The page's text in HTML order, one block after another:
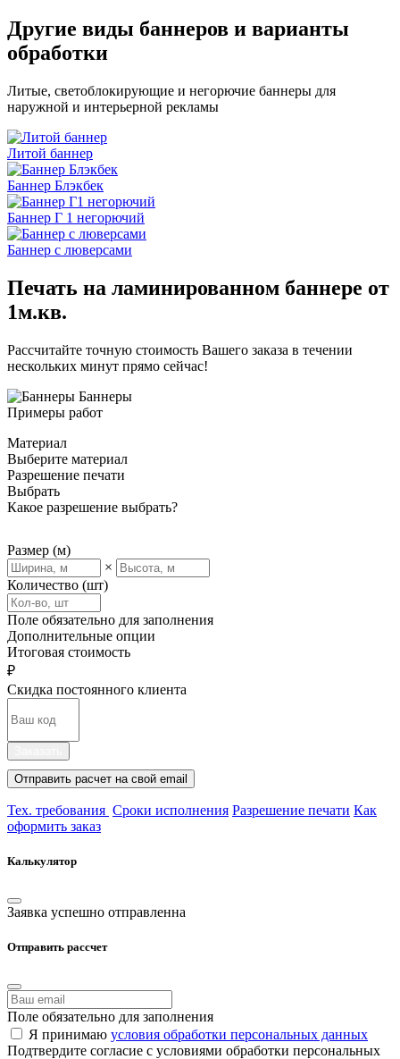
Другие виды баннеров и варианты
обработки
Литые, светоблокирующие и негорючие баннеры для
наружной и интерьерной рекламы
Литой баннер
Баннер Блэкбек
Баннер Г 1 негорючий
Баннер с люверсами
Печать на ламинированном баннере от
1м.кв.
Рассчитайте точную стоимость Вашего заказа в течении
нескольких минут прямо сейчас!
Баннеры
Примеры работ
Материал
Выберите материал
Разрешение печати
Выбрать
Какое разрешение выбрать?
Размер (м)
×
Количество (шт)
Поле обязательно для заполнения
Дополнительные опции
Итоговая стоимость
₽
Скидка постоянного клиента
Отправить расчет на свой email
Тех. требования Сроки исполнения Разрешение печати Как
оформить заказ
Калькулятор
Заявка успешно отправленна
Отправить рассчет
Поле обязательно для заполнения
Я принимаю условия обработки персональных данных
Подтвердите согласие с условиями обработки персональных